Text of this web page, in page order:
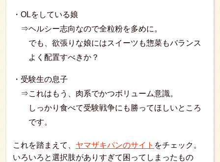
・OLをしている娘
⇒ヘルシー志向なので全粒粉を多めに。
でも、欲張りな娘にはスイーツも惣菜もバランス
よく配置すべきか？
・受験生の息子
⇒これはもう、肉系でかつボリューム意識。
しっかり食べて受験戦争にも勝ってほしいところ
です。
これを踏まえて、 ヤマザキパンのサイト をチェック。
いろいろと選択肢がありすぎて困ってしまったもの